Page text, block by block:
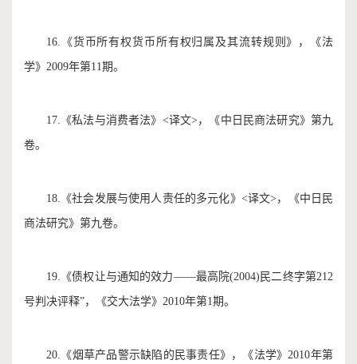
16.《货币所有权货币所有权归属及其流转规则》，《法
学》2009年第11期。
17.《私法与消费者法》<译文>，《中日民商法研究》第九
卷。
18.《社会发展与使用人责任的多元化》<译文>，《中日民
商法研究》第九卷。
19.《债权让与通知的效力——最高院(2004)民二终字第212
号判决评释”，《交大法学》2010年第1期。
20.《烟草产品警示缺陷的民事责任》，《法学》2010年第